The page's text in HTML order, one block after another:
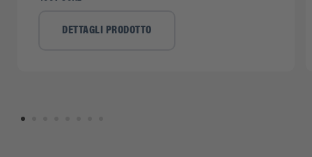
DETTAGLI PRODOTTO